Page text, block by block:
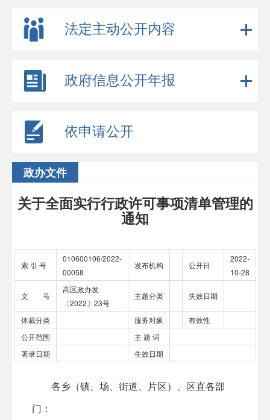
法定主动公开内容
政府信息公开年报
依申请公开
政办文件
关于全面实行行政许可事项清单管理的
通知
索 引 号
010600106/2022-
00058
发布机构 公开日
2022-
10-28
文 号
高区政办发
〔2022〕23号
主题分类 失效日期
体裁分类 服务对象
有效性
公开范围
主 题 词
著录日期
生效日期
各乡（镇、场、街道、片区）、 区直各部
门：